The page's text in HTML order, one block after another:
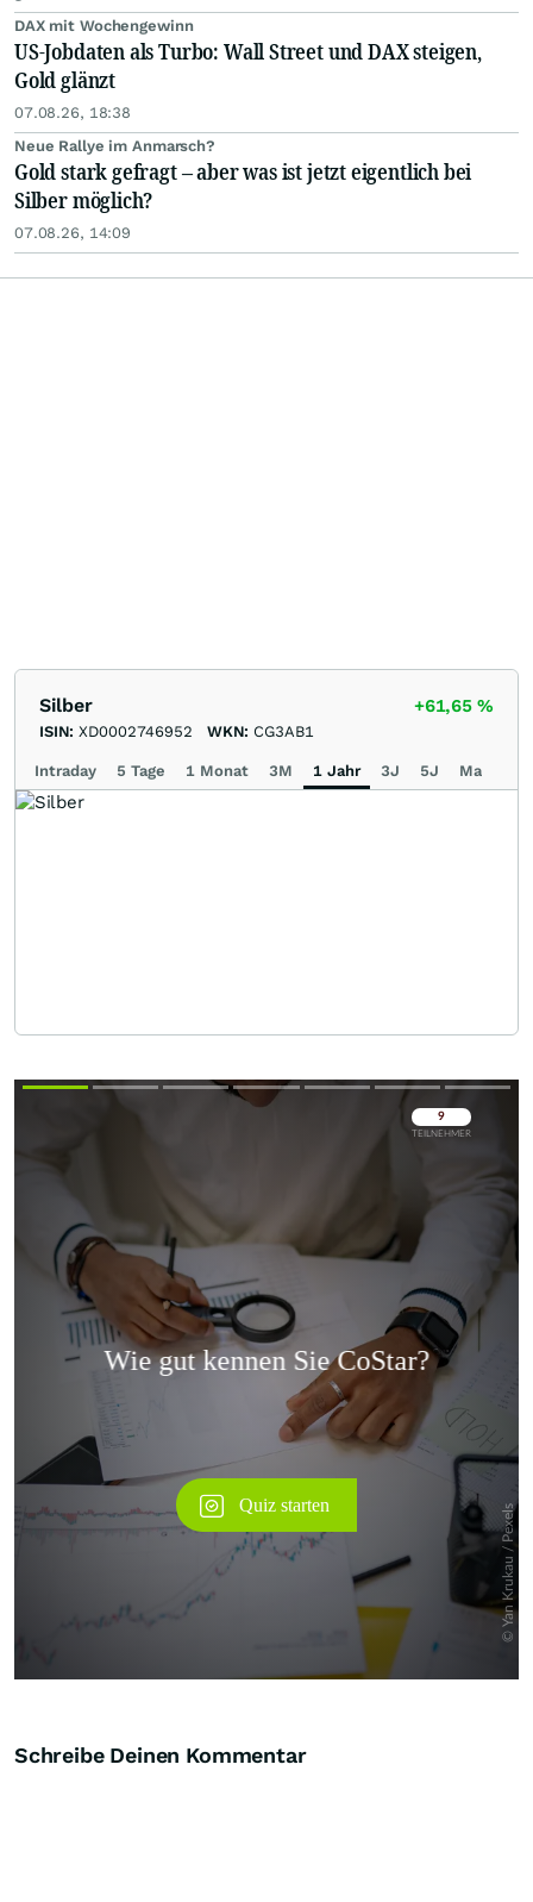
DAX mit Wochengewinn
US-Jobdaten als Turbo: Wall Street und DAX steigen,
Gold glänzt
07.08.26, 18:38
Neue Rallye im Anmarsch?
Gold stark gefragt – aber was ist jetzt eigentlich bei
Silber möglich?
07.08.26, 14:09
Silber +61,65%
ISIN: XD0002746952 WKN: CG3AB1
Intraday 5 Tage 1 Monat 3M 1 Jahr 3J 5J Max
Überspringen
Schreibe Deinen Kommentar